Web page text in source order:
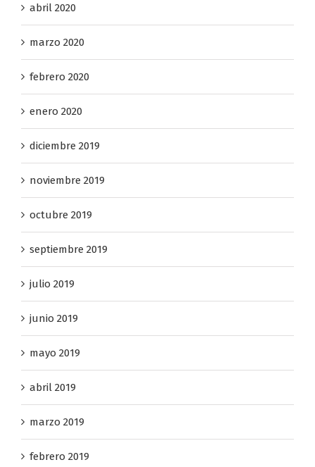
abril 2020
marzo 2020
febrero 2020
enero 2020
diciembre 2019
noviembre 2019
octubre 2019
septiembre 2019
julio 2019
junio 2019
mayo 2019
abril 2019
marzo 2019
febrero 2019